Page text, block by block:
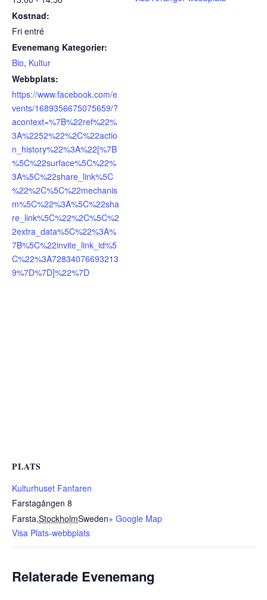
Kostnad:
Fri entré
Evenemang Kategorier:
Bio, Kultur
Webbplats:
https://www.facebook.com/e
vents/1689356675075659/?
acontext=%7B%22ref%22%
3A%2252%22%2C%22actio
n_history%22%3A%22[%7B
%5C%22surface%5C%22%
3A%5C%22share_link%5C
%22%2C%5C%22mechanis
m%5C%22%3A%5C%22sha
re_link%5C%22%2C%5C%2
2extra_data%5C%22%3A%
7B%5C%22invite_link_id%5
C%22%3A72834076693213
9%7D%7D]%22%7D
PLATS
Kulturhuset Fanfaren
Farstagången 8
Farsta,StockholmSweden+ Google Map
Visa Plats-webbplats
Relaterade Evenemang